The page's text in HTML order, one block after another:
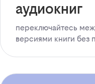
аудиокниг
переключайтесь
версиями книги без